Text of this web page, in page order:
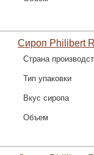
Сироп Philibert
Страна
Тип упаковки
Вкус сиропа
Объем